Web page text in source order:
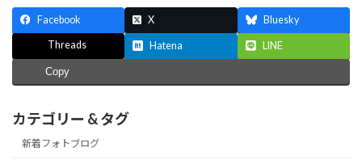
Facebook X Bluesky
Threads Hatena LINE
Copy
カテゴリー & タグ
新着フォトブログ